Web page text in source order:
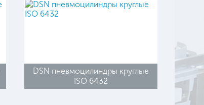
DSN пневмоцилиндры круглые
ISO 6432